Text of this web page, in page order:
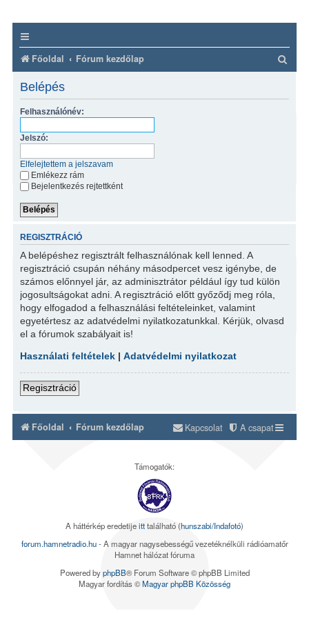
Főoldal Fórum kezdőlap
r
Belépés
Felhasználónév:
Jelszó:
Elfelejtettem a jelszavam
Emlékezz rám
Bejelentkezés rejtettként
REGISZTRÁCIÓ
A belépéshez regisztrált felhasználónak kell lenned. A
regisztráció csupán néhány másodpercet vesz igénybe, de
számos előnnyel jár, az adminisztrátor például így tud külön
jogosultságokat adni. A regisztráció előtt győződj meg róla,
hogy elfogadod a felhasználási feltételeinket, valamint
egyetértesz az adatvédelmi nyilatkozatunkkal. Kérjük, olvasd
el a fórumok szabályait is!
Használati feltételek |Adatvédelmi nyilatkozat
Regisztráció
Főoldal Fórum kezdőlap A csapat
Kapcsolat
Támogatók:
A háttérkép eredetijeitttalálható (hunszabi/Indafotó)
forum.hamnetradio.hu- A magyar nagysebességű vezetéknélküli rádióamatőr
Hamnet hálózat fóruma
Powered byphpBB® Forum Software © phpBB Limited
Magyar fordítás ©Magyar phpBB Közösség